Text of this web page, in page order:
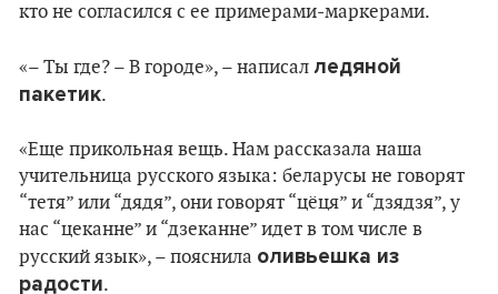
кто не согласился с ее примерами-маркерами.
«– Ты где? – В городе», – написал ледяной
пакетик.
«Еще прикольная вещь. Нам рассказала наша
учительница русского языка: беларусы не говорят
“тетя” или “дядя”, они говорят “цёця” и “дзядзя”, у
нас “цеканне” и “дзеканне” идет в том числе в
русский язык», – пояснила оливьешка из
радости.